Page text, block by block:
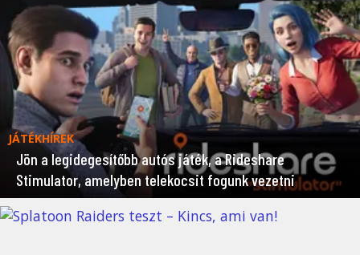
JÁTÉKHÍREK
Jön a legidegesítőbb autós játék, a Rideshare
Stimulator, amelyben telekocsit fogunk vezetni